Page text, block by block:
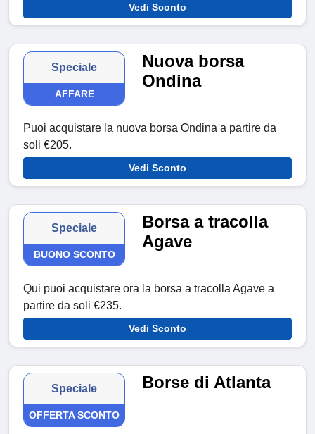
Vedi Sconto
Speciale
AFFARE
Nuova borsa
Ondina
Puoi acquistare la nuova borsa Ondina a partire da
soli €205.
Vedi Sconto
Speciale
BUONO SCONTO
Borsa a tracolla
Agave
Qui puoi acquistare ora la borsa a tracolla Agave a
partire da soli €235.
Vedi Sconto
Speciale
OFFERTA SCONTO
Borse di Atlanta